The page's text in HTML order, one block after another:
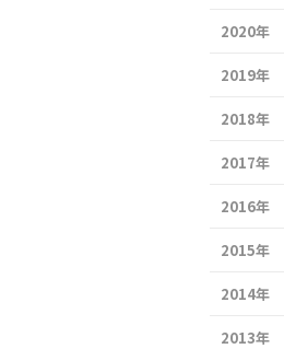
2020年
2019年
2018年
2017年
2016年
2015年
2014年
2013年